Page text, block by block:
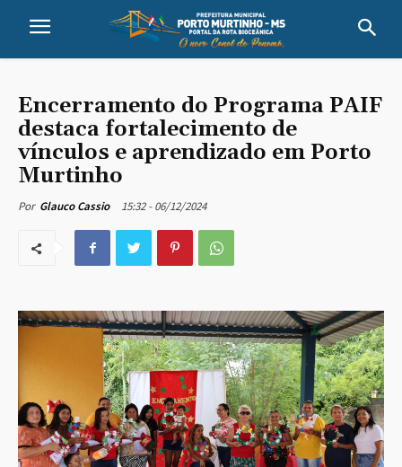
Encerramento do Programa PAIF
destaca fortalecimento de
vínculos e aprendizado em Porto
Murtinho
Por Glauco Cassio 15:32 - 06/12/2024